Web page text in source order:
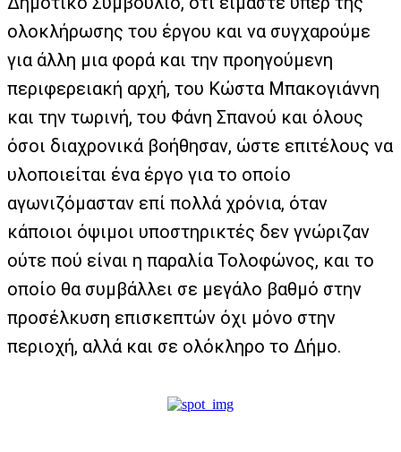
ολοκλήρωσης του έργου και να συγχαρούμε
για άλλη μια φορά και την προηγούμενη
περιφερειακή αρχή, του Κώστα Μπακογιάννη
και την τωρινή, του Φάνη Σπανού και όλους
όσοι διαχρονικά βοήθησαν, ώστε επιτέλους να
υλοποιείται ένα έργο για το οποίο
αγωνιζόμασταν επί πολλά χρόνια, όταν
κάποιοι όψιμοι υποστηρικτές δεν γνώριζαν
ούτε πού είναι η παραλία Τολοφώνος, και το
οποίο θα συμβάλλει σε μεγάλο βαθμό στην
προσέλκυση επισκεπτών όχι μόνο στην
περιοχή, αλλά και σε ολόκληρο το Δήμο.